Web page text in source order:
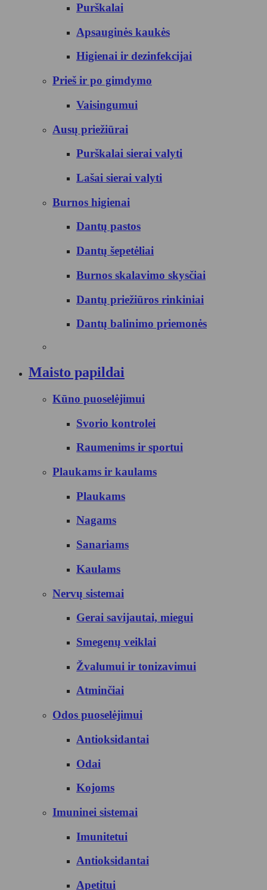
Purškalai
Apsauginės kaukės
Higienai ir dezinfekcijai
Prieš ir po gimdymo
Vaisingumui
Ausų priežiūrai
Purškalai sierai valyti
Lašai sierai valyti
Burnos higienai
Dantų pastos
Dantų šepetėliai
Burnos skalavimo skysčiai
Dantų priežiūros rinkiniai
Dantų balinimo priemonės
Maisto papildai
Kūno puoselėjimui
Svorio kontrolei
Raumenims ir sportui
Plaukams ir kaulams
Plaukams
Nagams
Sanariams
Kaulams
Nervų sistemai
Gerai savijautai, miegui
Smegenų veiklai
Žvalumui ir tonizavimui
Atminčiai
Odos puoselėjimui
Antioksidantai
Odai
Kojoms
Imuninei sistemai
Imunitetui
Antioksidantai
Apetitui